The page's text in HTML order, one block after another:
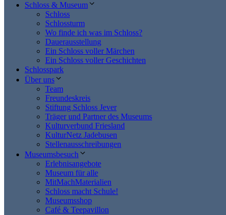
Schloss & Museum
Schloss
Schlossturm
Wo finde ich was im Schloss?
Dauerausstellung
Ein Schloss voller Märchen
Ein Schloss voller Geschichten
Schlosspark
Über uns
Team
Freundeskreis
Stiftung Schloss Jever
Träger und Partner des Museums
Kulturverbund Friesland
KulturNetz Jadebusen
Stellenausschreibungen
Museumsbesuch
Erlebnisangebote
Museum für alle
MitMachMaterialien
Schloss macht Schule!
Museumsshop
Café & Teepavillon